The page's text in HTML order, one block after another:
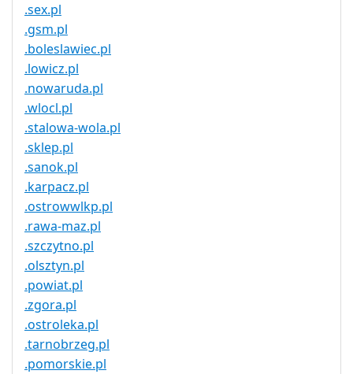
.sex.pl
.gsm.pl
.boleslawiec.pl
.lowicz.pl
.nowaruda.pl
.wlocl.pl
.stalowa-wola.pl
.sklep.pl
.sanok.pl
.karpacz.pl
.ostrowwlkp.pl
.rawa-maz.pl
.szczytno.pl
.olsztyn.pl
.powiat.pl
.zgora.pl
.ostroleka.pl
.tarnobrzeg.pl
.pomorskie.pl